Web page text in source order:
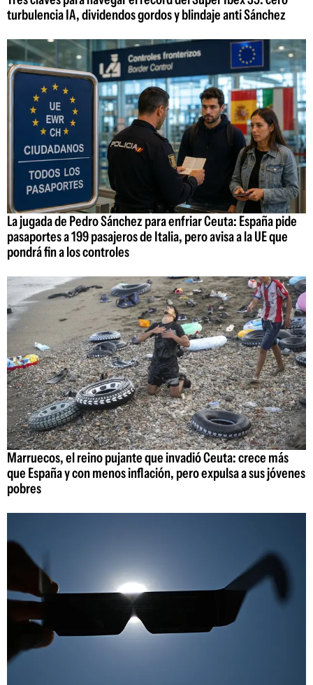
turbulencia IA, dividendos gordos y blindaje anti Sánchez
La jugada de Pedro Sánchez para enfriar Ceuta: España pide
pasaportes a 199 pasajeros de Italia, pero avisa a la UE que
pondrá fin a los controles
Marruecos, el reino pujante que invadió Ceuta: crece más
que España y con menos inflación, pero expulsa a sus jóvenes
pobres